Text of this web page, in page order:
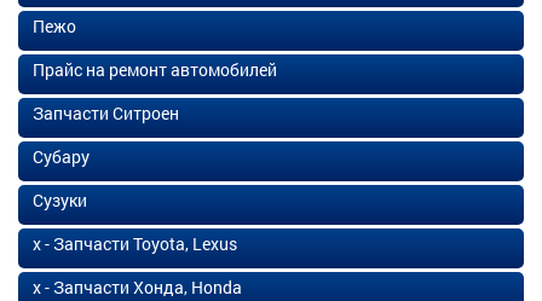
Пежо
Прайс на ремонт автомобилей
Запчасти Ситроен
Субару
Сузуки
х - Запчасти Toyota, Lexus
х - Запчасти Хонда, Honda